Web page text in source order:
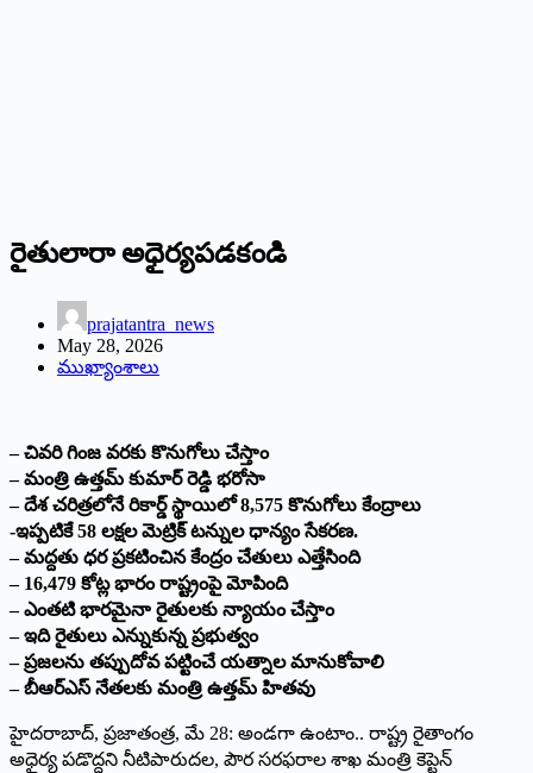
రైతులారా అధైర్యపడకండి
prajatantra_news
May 28, 2026
ముఖ్యాంశాలు
– చివరి గింజ వరకు కొనుగోలు చేస్తాం
– మంత్రి ఉత్తమ్ కుమార్ రెడ్డి భరోసా
– దేశ చరిత్రలోనే రికార్డ్ స్థాయిలో 8,575 కొనుగోలు కేంద్రాలు
-ఇప్పటికే 58 లక్షల మెట్రిక్ టన్నుల ధాన్యం సేకరణ.
– మద్దతు ధర ప్రకటించిన కేంద్రం చేతులు ఎత్తేసింది
– 16,479 కోట్ల భారం రాష్ట్రంపై మోపింది
– ఎంతటి భారమైనా రైతులకు న్యాయం చేస్తాం
– ఇది రైతులు ఎన్నుకున్న ప్రభుత్వం
– ప్రజలను తప్పుదోవ పట్టించే యత్నాల మానుకోవాలి
– బీఆర్ఎస్ నేతలకు మంత్రి ఉత్తమ్ హితవు
హైదరాబాద్, ప్రజాతంత్ర, మే 28: అండగా ఉంటాం.. రాష్ట్ర రైతాంగం
అధైర్య పడొద్దని నీటిపారుదల, పౌర సరఫరాల శాఖ మంత్రి కెప్టెన్